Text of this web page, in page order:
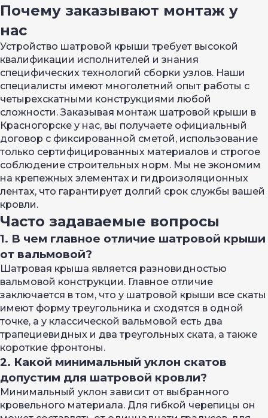
Почему заказывают монтаж у
нас
Устройство шатровой крыши требует высокой
квалификации исполнителей и знания
специфических технологий сборки узлов. Наши
специалисты имеют многолетний опыт работы с
четырехскатными конструкциями любой
сложности. Заказывая монтаж шатровой крыши в
Красногорске у нас, вы получаете официальный
договор с фиксированной сметой, использование
только сертифицированных материалов и строгое
соблюдение строительных норм. Мы не экономим
на крепежных элементах и гидроизоляционных
лентах, что гарантирует долгий срок службы вашей
кровли.
Часто задаваемые вопросы
1. В чем главное отличие шатровой крыши
от вальмовой?
Шатровая крыша является разновидностью
вальмовой конструкции. Главное отличие
заключается в том, что у шатровой крыши все скаты
имеют форму треугольника и сходятся в одной
точке, а у классической вальмовой есть два
трапециевидных и два треугольных ската, а также
короткие фронтоны.
2. Какой минимальный уклон скатов
допустим для шатровой кровли?
Минимальный уклон зависит от выбранного
кровельного материала. Для гибкой черепицы он